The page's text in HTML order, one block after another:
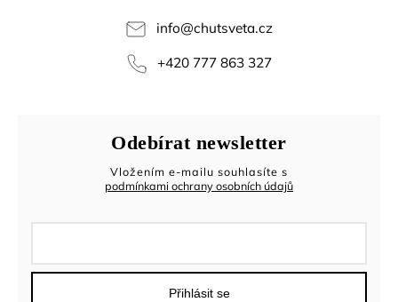
info@chutsveta.cz
+420 777 863 327
Odebírat newsletter
Vložením e-mailu souhlasíte s
podmínkami ochrany osobních údajů
Přihlásit se